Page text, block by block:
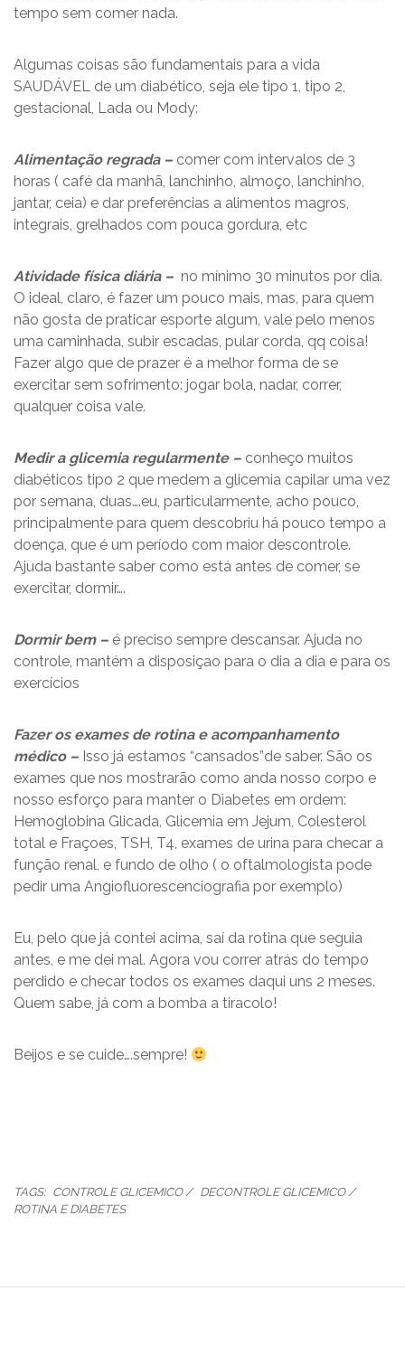
tempo sem comer nada.
Algumas coisas são fundamentais para a vida
SAUDÁVEL de um diabético, seja ele tipo 1, tipo 2,
gestacional, Lada ou Mody:
Alimentação regrada – comer com intervalos de 3
horas ( café da manhã, lanchinho, almoço, lanchinho,
jantar, ceia) e dar preferências a alimentos magros,
integrais, grelhados com pouca gordura, etc
Atividade física diária – no mínimo 30 minutos por dia.
O ideal, claro, é fazer um pouco mais, mas, para quem
não gosta de praticar esporte algum, vale pelo menos
uma caminhada, subir escadas, pular corda, qq coisa!
Fazer algo que de prazer é a melhor forma de se
exercitar sem sofrimento: jogar bola, nadar, correr,
qualquer coisa vale.
Medir a glicemia regularmente – conheço muitos
diabéticos tipo 2 que medem a glicemia capilar uma vez
por semana, duas….eu, particularmente, acho pouco,
principalmente para quem descobriu há pouco tempo a
doença, que é um período com maior descontrole.
Ajuda bastante saber como está antes de comer, se
exercitar, dormir….
Dormir bem – é preciso sempre descansar. Ajuda no
controle, mantém a disposiçao para o dia a dia e para os
exercícios
Fazer os exames de rotina e acompanhamento
médico – Isso já estamos “cansados”de saber. São os
exames que nos mostrarão como anda nosso corpo e
nosso esforço para manter o Diabetes em ordem:
Hemoglobina Glicada, Glicemia em Jejum, Colesterol
total e Fraçoes, TSH, T4, exames de urina para checar a
função renal, e fundo de olho ( o oftalmologista pode
pedir uma Angiofluorescenciografia por exemplo)
Eu, pelo que já contei acima, saí da rotina que seguia
antes, e me dei mal. Agora vou correr atrás do tempo
perdido e checar todos os exames daqui uns 2 meses.
Quem sabe, já com a bomba a tiracolo!
Beijos e se cuide….sempre!
TAGS: CONTROLE GLICEMICO
DECONTROLE GLICEMICO
ROTINA E DIABETES